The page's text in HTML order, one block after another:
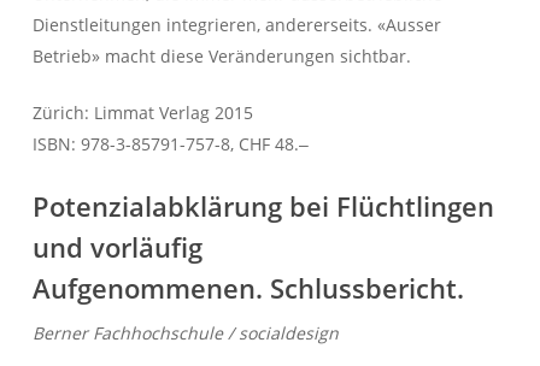
Dienstleitungen integrieren, andererseits. «Ausser
Betrieb» macht diese Veränderungen sichtbar.
Zürich: Limmat Verlag 2015
ISBN: 978-3-85791-757-8, CHF 48.‒
Potenzialabklärung bei Flüchtlingen
und vorläufig
Aufgenommenen. Schlussbericht.
Berner Fachhochschule / socialdesign